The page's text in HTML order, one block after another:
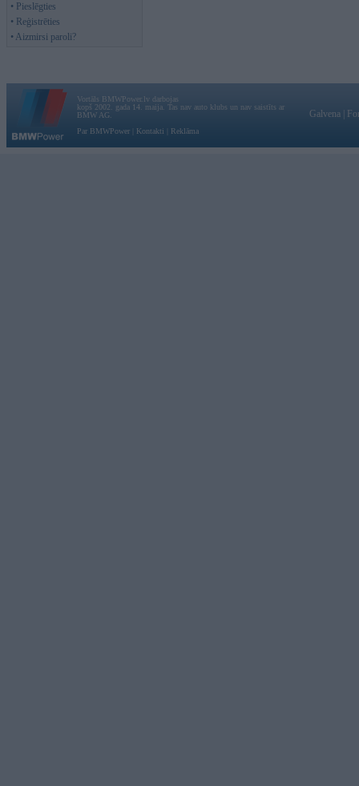
• Pieslēgties
• Reģistrēties
• Aizmirsi paroli?
Vortāls BMWPower.lv darbojas
kopš 2002. gada 14. maija. Tas nav auto klubs un nav saistīts ar
BMW AG.
Par BMWPower
Kontakti Reklāma
Galvena